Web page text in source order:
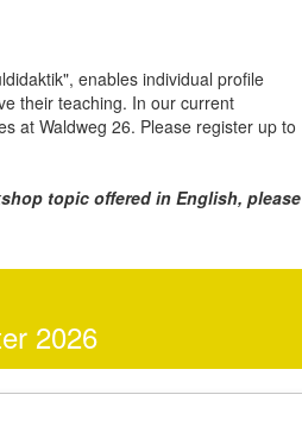
enables individual profile
their teaching. In our current
at Waldweg 26. Please register up to
topic offered in English, please
2026